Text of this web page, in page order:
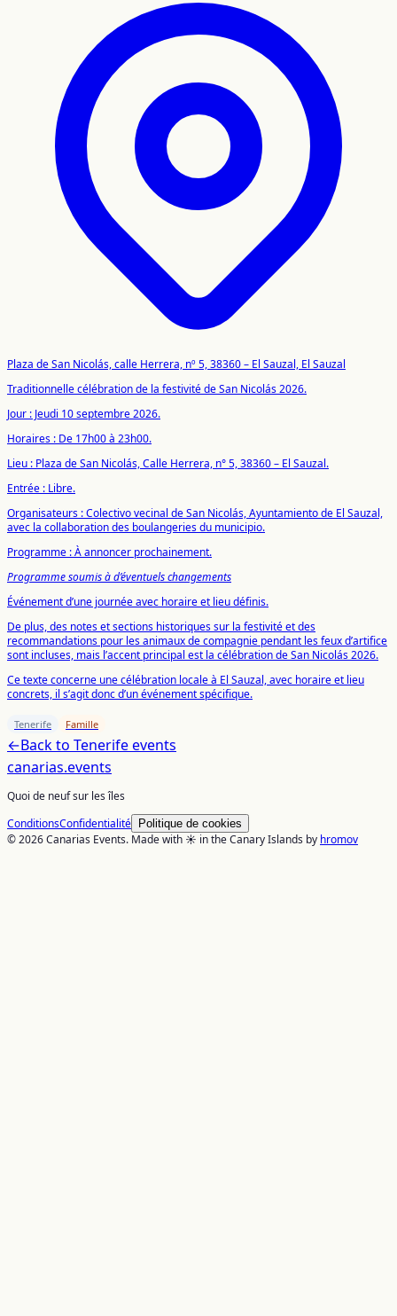
Plaza de San Nicolás, calle Herrera, nº 5, 38360 – El Sauzal, El Sauzal
Traditionnelle célébration de la festivité de San Nicolás 2026.
Jour : Jeudi 10 septembre 2026.
Horaires : De 17h00 à 23h00.
Lieu : Plaza de San Nicolás, Calle Herrera, n° 5, 38360 – El Sauzal.
Entrée : Libre.
Organisateurs : Colectivo vecinal de San Nicolás, Ayuntamiento de El Sauzal,
avec la collaboration des boulangeries du municipio.
Programme : À annoncer prochainement.
Programme soumis à d’éventuels changements
Événement d’une journée avec horaire et lieu définis.
De plus, des notes et sections historiques sur la festivité et des
recommandations pour les animaux de compagnie pendant les feux d’artifice
sont incluses, mais l’accent principal est la célébration de San Nicolás 2026.
Ce texte concerne une célébration locale à El Sauzal, avec horaire et lieu
concrets, il s’agit donc d’un événement spécifique.
Tenerife Famille
←Back to Tenerifeevents
canarias.events
Quoi de neuf sur les îles
ConditionsConfidentialité Politique de cookies
© 2026 Canarias Events. Made with ☀️ in the Canary Islands by hromov